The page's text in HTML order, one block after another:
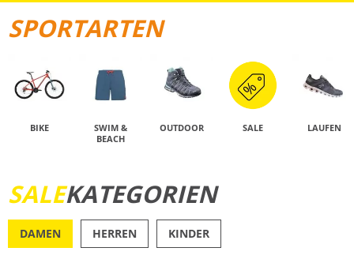
SPORTARTEN
BIKE
SWIM &
BEACH
OUTDOOR SALE LAUFEN
JETZT ENTDECKEN
SALEKATEGORIEN
DAMEN HERREN KINDER